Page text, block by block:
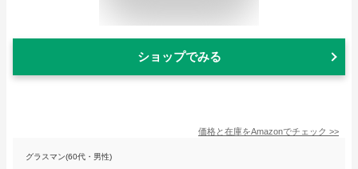
ショップでみる
価格と在庫をAmazonでチェック >>
グラスマン(60代・男性)